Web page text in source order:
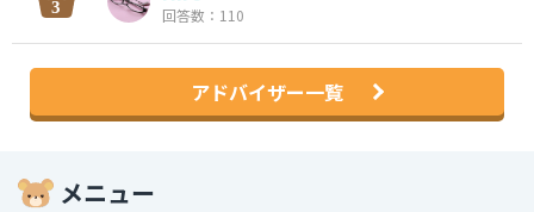
回答数：110
アドバイザー一覧
メニュー